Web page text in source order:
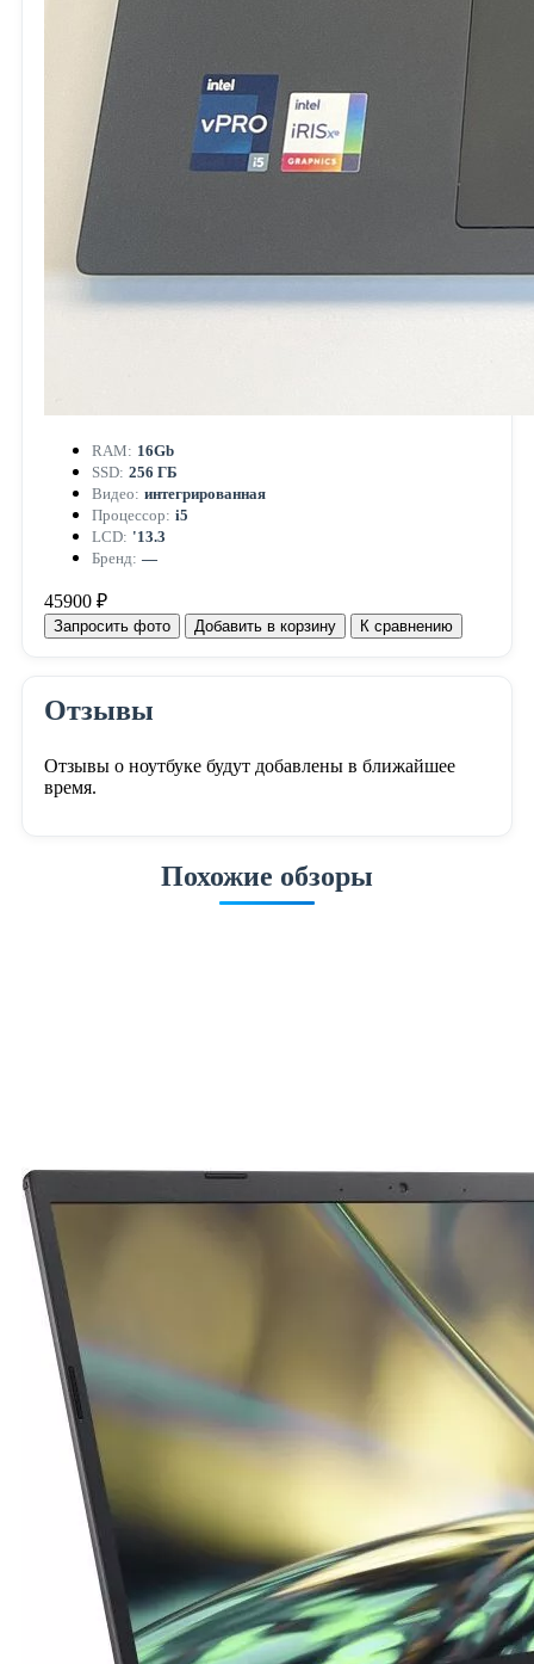
RAM: 16Gb
SSD: 256 ГБ
Видео: интегрированная
Процессор: i5
LCD: '13.3
Бренд: —
45900 ₽
Запросить фото Добавить в корзину К сравнению
Отзывы
Отзывы о ноутбуке будут добавлены в ближайшее
время.
Похожие обзоры